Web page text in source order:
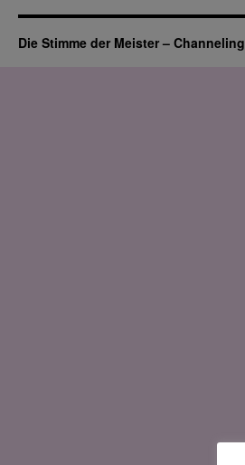
Die Stimme der Meister – Channeling